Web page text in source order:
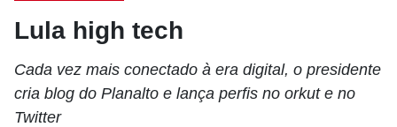
Lula high tech
Cada vez mais conectado à era digital, o presidente
cria blog do Planalto e lança perfis no orkut e no
Twitter